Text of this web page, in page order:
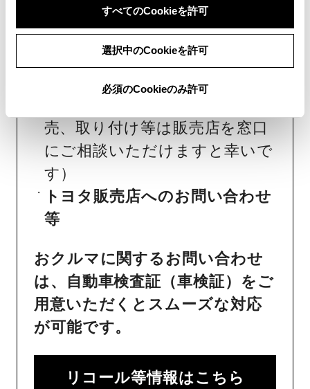
すべてのCookieを許可
選択中のCookieを許可
必須のCookieのみ許可
いただいておりますため、弊社
ではお客様のお名前でのご注文
状況が分かりかねます）
純正部品の品番、価格、取り付
売、取り付け等は販売店を窓口
にご相談いただけますと幸いで
す）
トヨタ販売店へのお問い合わせ
等
おクルマに関するお問い合わせ
は、自動車検査証（車検証）をご
用意いただくとスムーズな対応
が可能です。
リコール等情報はこちら